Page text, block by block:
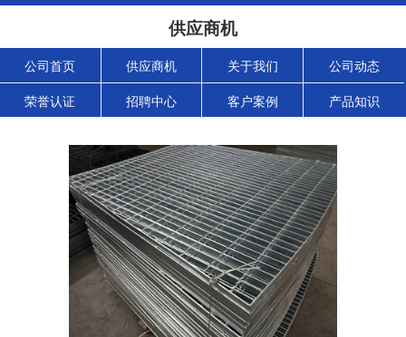
供应商机
公司首页 供应商机 关于我们 公司动态
荣誉认证 招聘中心 客户案例 产品知识